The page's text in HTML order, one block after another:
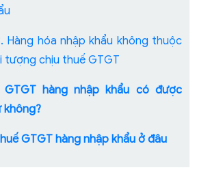
Hàng hóa nhập khẩu không thuộc
tượng chịu thuế GTGT
GTGT hàng nhập khẩu có được
không?
GTGT hàng nhập khẩu ở đâu